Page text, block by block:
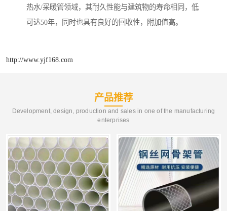
热水/采暖管领域，其耐久性能与建筑物的寿命相同，低
可达50年，同时也具有良好的回收性，附加值高。
http://www.yjf168.com
产品推荐
Development, design, production and sales in one of the manufacturing
enterprises